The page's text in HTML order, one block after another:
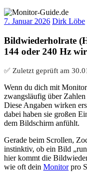
7. Januar 2026 Dirk Löbe
Bildwiederholrate
144 oder 240 Hz
✅ Zuletzt geprüft am
Wenn du dich mit
zwangsläufig über
Diese Angaben wirken
dabei haben sie großen
dem Bildschirm anfühlt.
Gerade beim Scrollen,
instinktiv, ob ein Bild
hier kommt die
wie oft dein Monitorpro